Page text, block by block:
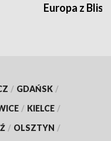
Europa z
/ GDAŃSK /
/ KIELCE /
/ OLSZTYN /